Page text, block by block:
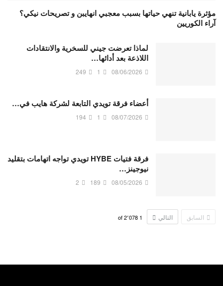
مؤثرة يابانية تنهي حياتها بسبب معجبي انهايبن و تصريحات نيكي؟
آراء الكوريين
لماذا تعرضت جيني للسخرية والانتقادات
اللاذعة بعد أدائها…
08/06/2026
1
249
أعضاء فرقة تويدي التابعة لشركة هايب في…
08/07/2026
1
194
فرقة فتيات HYBE تويدي تواجه اتهامات بتقليد
نيوجينز…
08/05/2026
189
2
السابق التالي 1 2٬078